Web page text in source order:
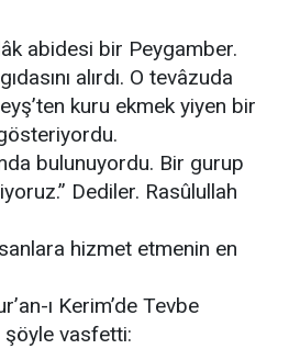
abidesi bir Peygamber.
alırdı. O tevâzuda
kuru ekmek yiyen bir
bulunuyordu. Bir gurup
Dediler. Rasûlullah
hizmet etmenin en
ı Kerim’de Tevbe
şöyle vasfetti: